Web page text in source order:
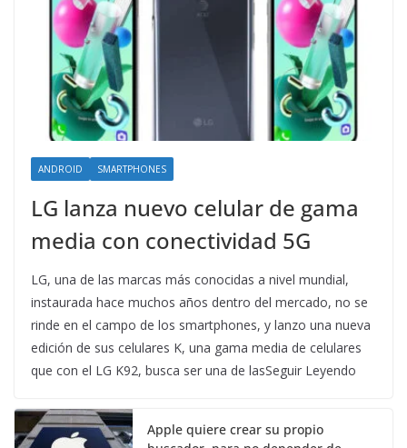
ANDROID SMARTPHONES
LG lanza nuevo celular de gama
media con conectividad 5G
LG, una de las marcas más conocidas a nivel mundial,
instaurada hace muchos años dentro del mercado, no se
rinde en el campo de los smartphones, y lanzo una nueva
edición de sus celulares K, una gama media de celulares
que con el LG K92, busca ser una de lasSeguir Leyendo
Apple quiere crear su propio